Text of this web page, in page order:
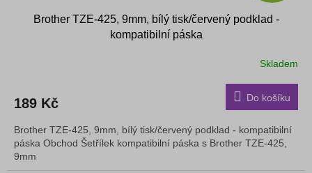
Brother TZE-425, 9mm, bílý tisk/červený podklad -
kompatibilní páska
Skladem
189 Kč Do košíku
Brother TZE-425, 9mm, bílý tisk/červený podklad - kompatibilní
páska Obchod Šetřílek kompatibilní páska s Brother TZE-425,
9mm